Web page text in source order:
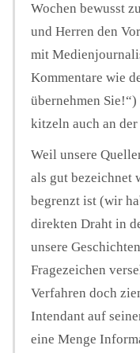
Wochen bewusst
und Herren den
mit
Kommentare wie
übernehmen
kitzeln auch an
Weil unsere
als gut bezeichnet
begrenzt ist (wir
direkten Draht in
unsere
Fragezeichen
Verfahren doch
Intendant auf
eine Menge